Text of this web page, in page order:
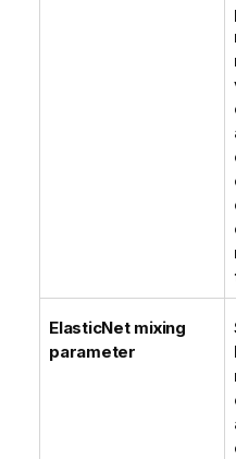
ElasticNet mixing
parameter